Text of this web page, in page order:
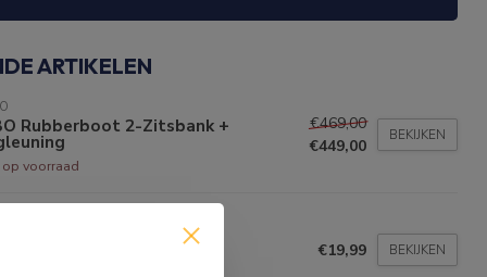
ARTIKELEN
Rubberboot 2-Zitsbank +
op voorraad
€469,00
€449,00
BEKIJKEN
Rubberboot Cleaner €19,99 BEKIJKEN